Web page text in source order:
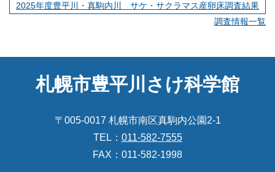
2025年度豊平川・真駒内川 サケ・サクラマス産卵床調査結果
調査情報一覧
札幌市豊平川さけ科学館
〒005-0017 札幌市南区真駒内公園2-1
TEL： 011-582-7555
FAX：011-582-1998